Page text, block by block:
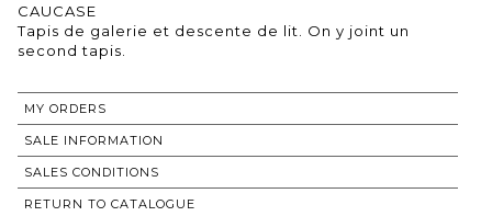
CAUCASE
Tapis de galerie et descente de lit. On y joint un
second tapis.
MY ORDERS
SALE INFORMATION
SALES CONDITIONS
RETURN TO CATALOGUE